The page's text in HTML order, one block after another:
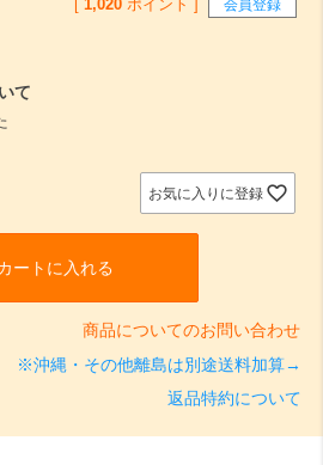
1,020 ポイント ] 会員登録
て
お気に入りに登録
ートに入れる
商品についてのお問い合わせ
※沖縄・その他離島は別途送料加算→
返品特約について